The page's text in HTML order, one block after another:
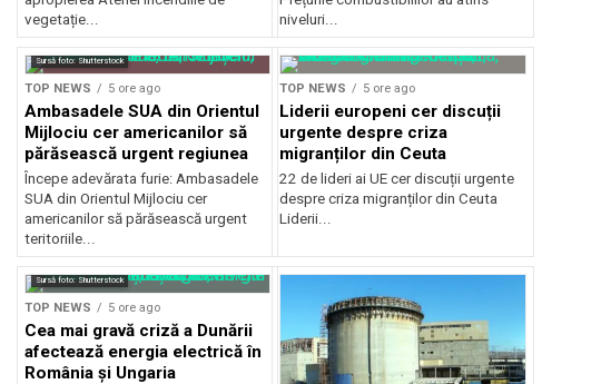
vegetație...
niveluri...
Sursă foto: Shutterstock
TOP NEWS 5 ore ago
Ambasadele SUA din Orientul
Mijlociu cer americanilor să
părăsească urgent regiunea
Începe adevărata furie: Ambasadele
SUA din Orientul Mijlociu cer
americanilor să părăsească urgent
teritoriile...
TOP NEWS 5 ore ago
Liderii europeni cer discuții
urgente despre criza
migranților din Ceuta
22 de lideri ai UE cer discuții urgente
despre criza migranților din Ceuta
Liderii...
Sursă foto: Shutterstock
TOP NEWS 5 ore ago
Cea mai gravă criză a Dunării
afectează energia electrică în
România și Ungaria